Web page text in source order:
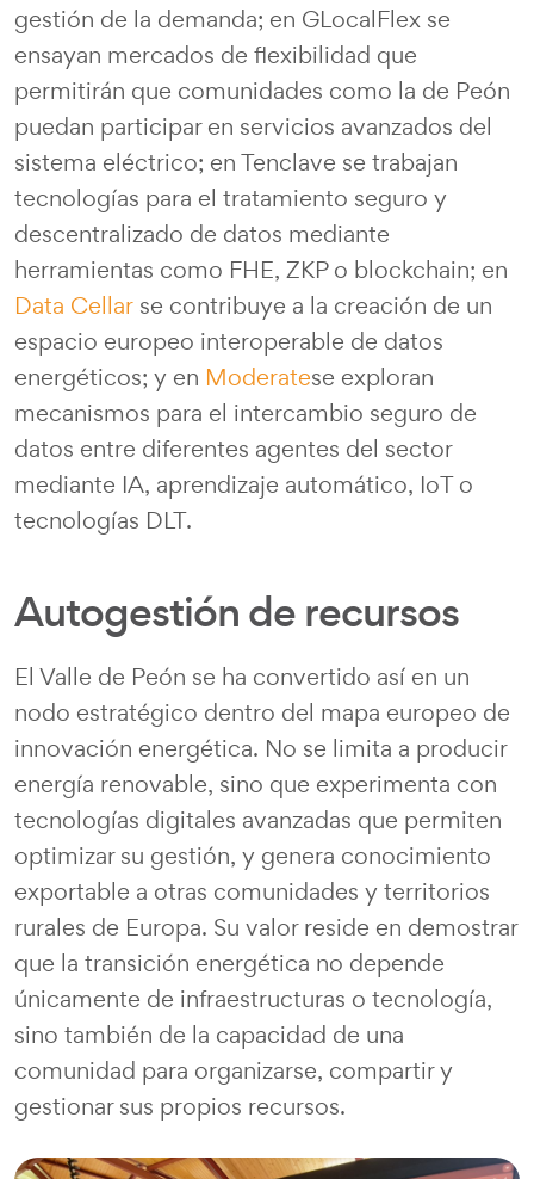
gestión de la demanda; en GLocalFlex se
ensayan mercados de flexibilidad que
permitirán que comunidades como la de Peón
puedan participar en servicios avanzados del
sistema eléctrico; en Tenclave se trabajan
tecnologías para el tratamiento seguro y
descentralizado de datos mediante
herramientas como FHE, ZKP o blockchain; en
Data Cellar se contribuye a la creación de un
espacio europeo interoperable de datos
energéticos; y en Moderatese exploran
mecanismos para el intercambio seguro de
datos entre diferentes agentes del sector
mediante IA, aprendizaje automático, IoT o
tecnologías DLT.
Autogestión de recursos
El Valle de Peón se ha convertido así en un
nodo estratégico dentro del mapa europeo de
innovación energética. No se limita a producir
energía renovable, sino que experimenta con
tecnologías digitales avanzadas que permiten
optimizar su gestión, y genera conocimiento
exportable a otras comunidades y territorios
rurales de Europa. Su valor reside en demostrar
que la transición energética no depende
únicamente de infraestructuras o tecnología,
sino también de la capacidad de una
comunidad para organizarse, compartir y
gestionar sus propios recursos.